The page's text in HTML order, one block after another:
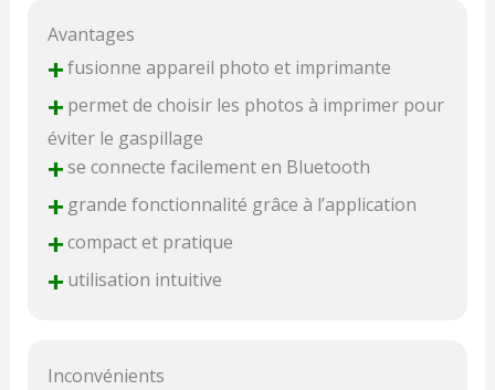
Avantages
+fusionne appareil photo et imprimante
+permet de choisir les photos à imprimer pour
éviter le gaspillage
+se connecte facilement en Bluetooth
+grande fonctionnalité grâce à l’application
+compact et pratique
+utilisation intuitive
Inconvénients